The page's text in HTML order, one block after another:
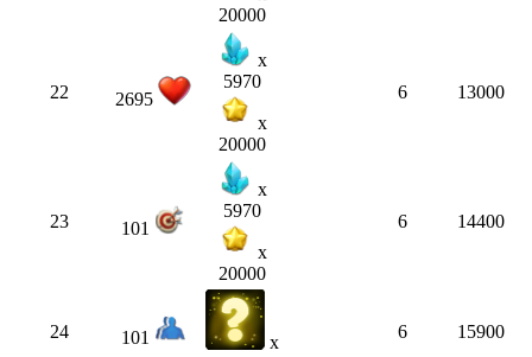
20000
22 2695
x
5970
x
20000
6 13000
23 101
x
5970
x
20000
6 14400
24 101
x
6 15900